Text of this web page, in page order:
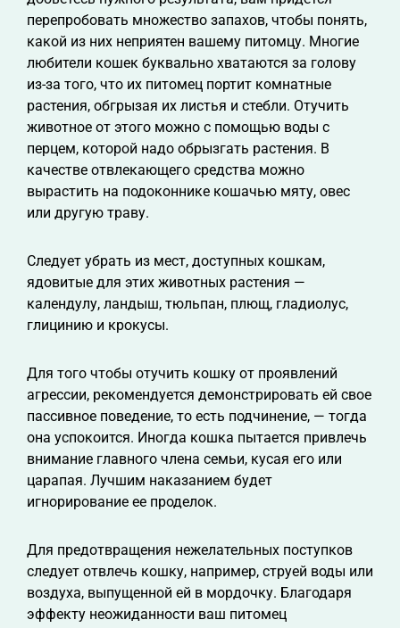
перепробовать множество запахов, чтобы понять,
какой из них неприятен вашему питомцу. Многие
любители кошек буквально хватаются за голову
из-за того, что их питомец портит комнатные
растения, обгрызая их листья и стебли. Отучить
животное от этого можно с помощью воды с
перцем, которой надо обрызгать растения. В
качестве отвлекающего средства можно
вырастить на подоконнике кошачью мяту, овес
или другую траву.
Следует убрать из мест, доступных кошкам,
ядовитые для этих животных растения —
календулу, ландыш, тюльпан, плющ, гладиолус,
глицинию и крокусы.
Для того чтобы отучить кошку от проявлений
агрессии, рекомендуется демонстрировать ей свое
пассивное поведение, то есть подчинение, — тогда
она успокоится. Иногда кошка пытается привлечь
внимание главного члена семьи, кусая его или
царапая. Лучшим наказанием будет
игнорирование ее проделок.
Для предотвращения нежелательных поступков
следует отвлечь кошку, например, струей воды или
воздуха, выпущенной ей в мордочку. Благодаря
эффекту неожиданности ваш питомец